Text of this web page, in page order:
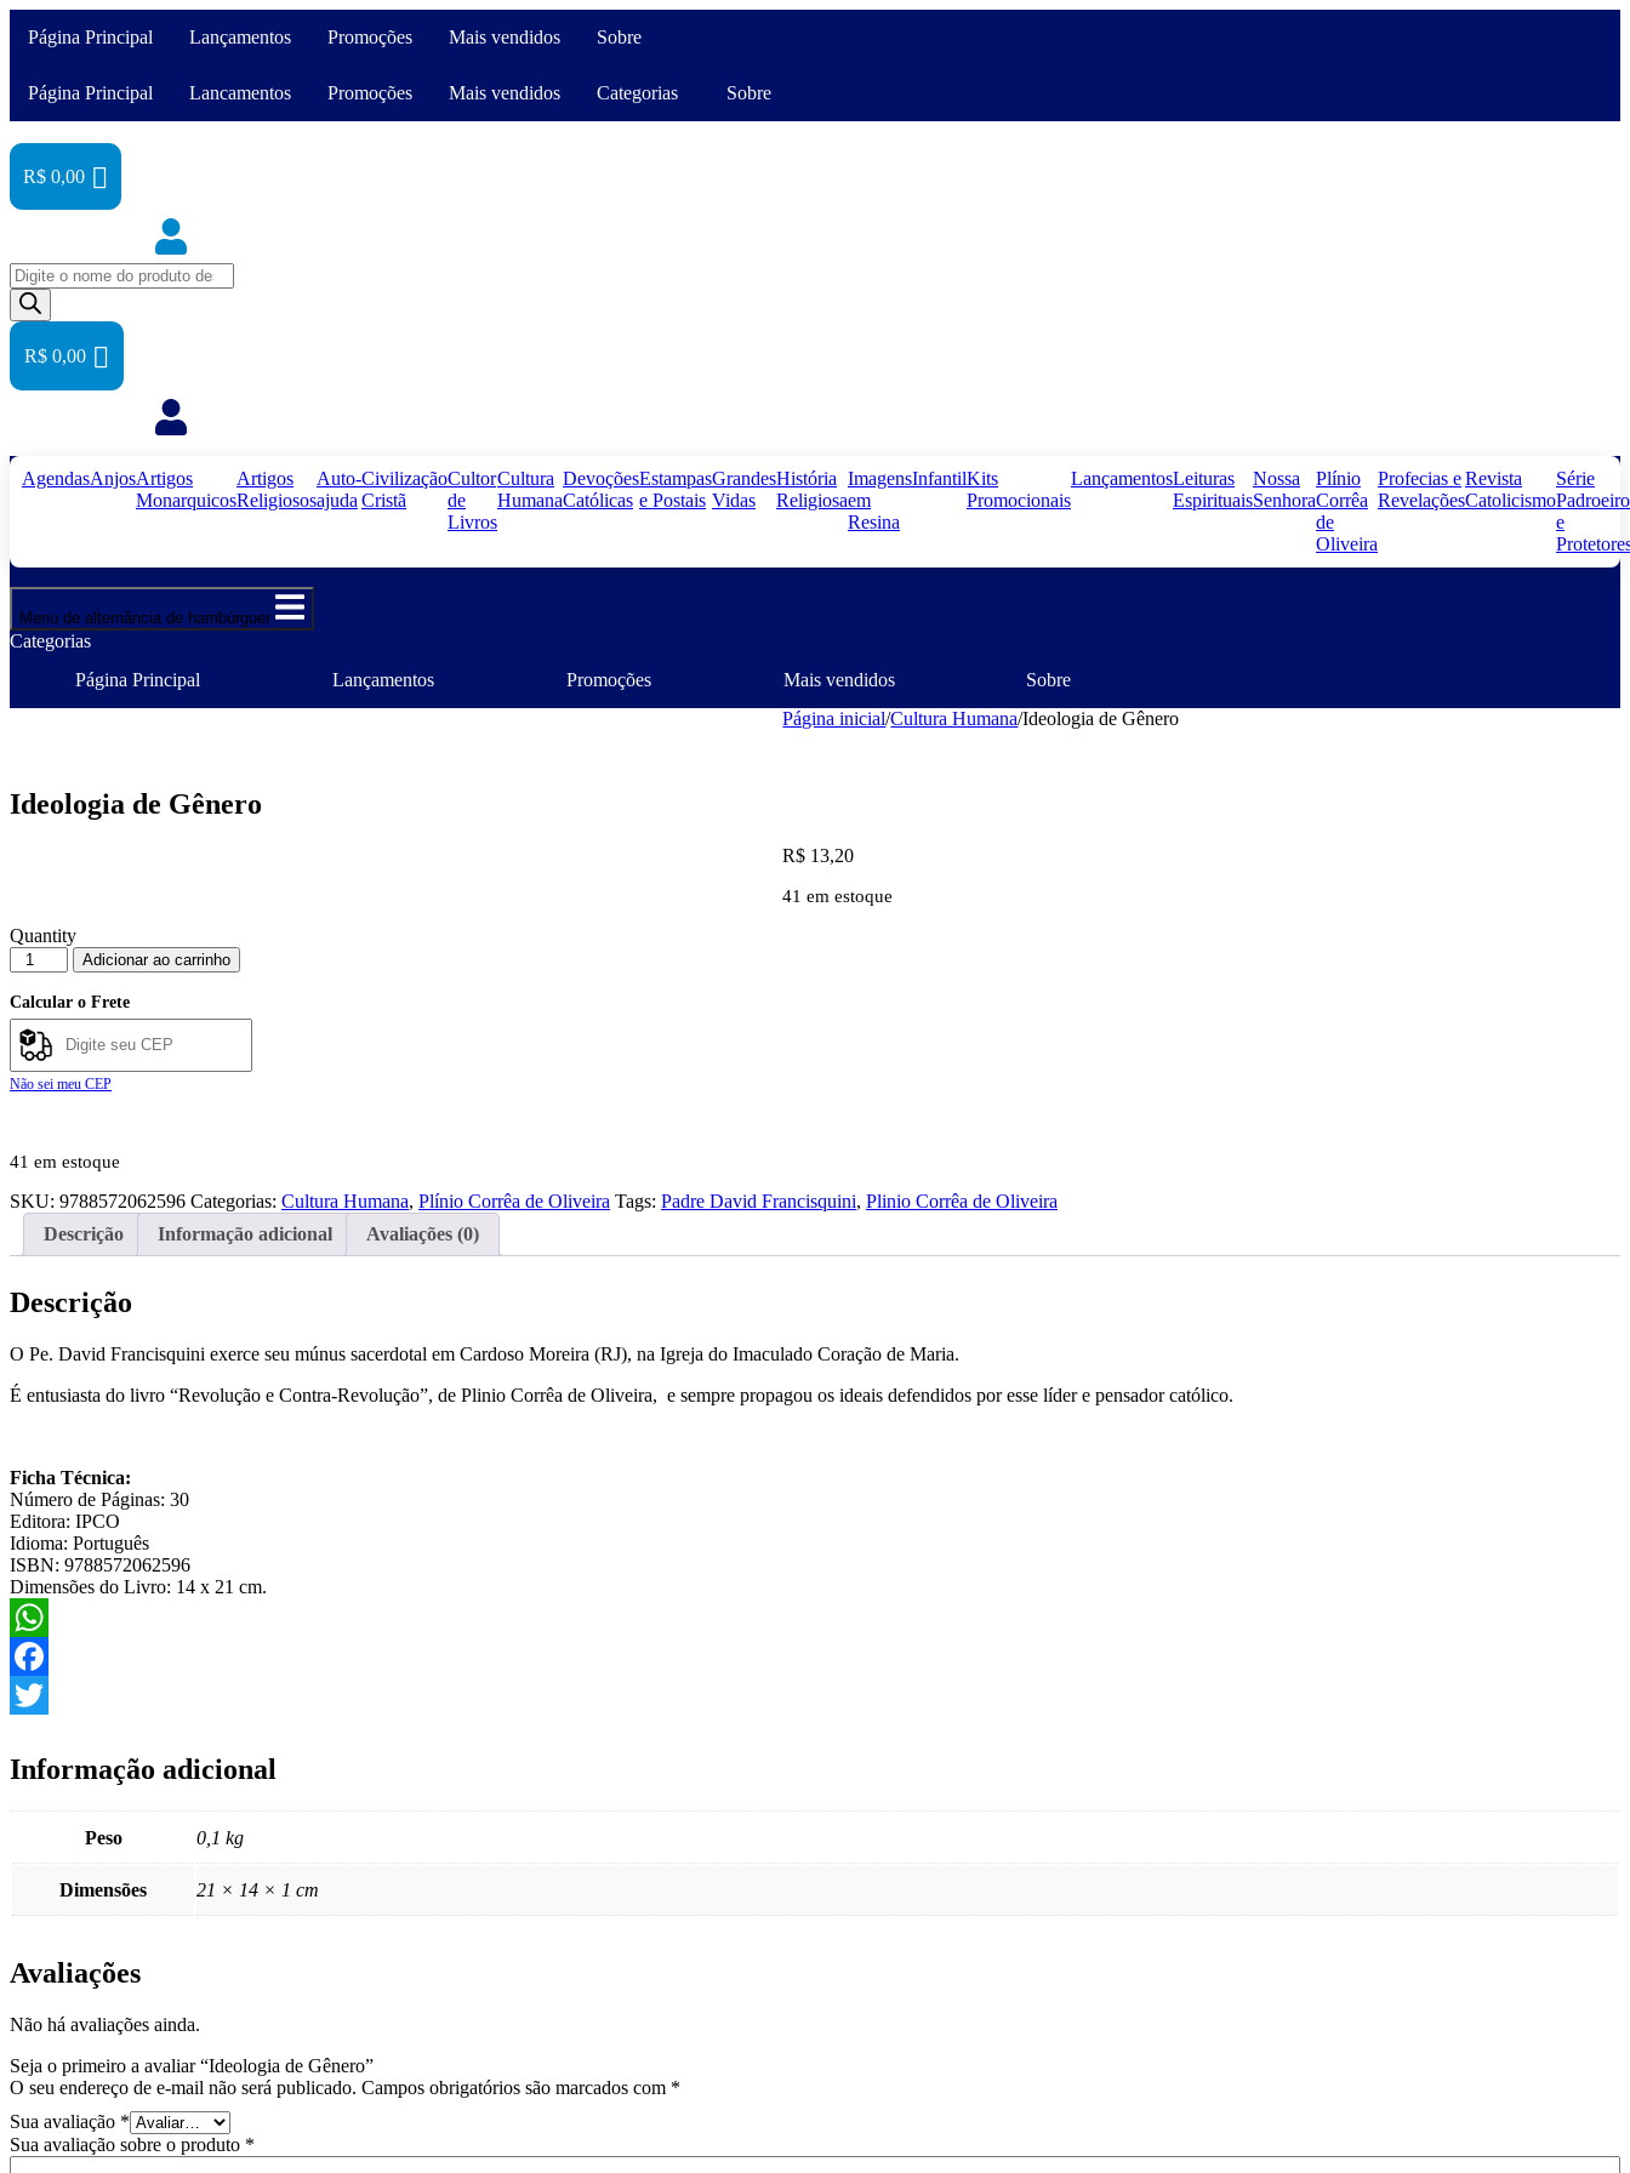
Página Principal Lançamentos Promoções Mais vendidos Sobre
Página Principal Lancamentos Promoções Mais vendidos Categorias Sobre
R$ 0,00
Pesquisar
produtos
R$ 0,00
AgendasAnjosArtigos
Monarquicos
Artigos
Religiosos
Auto-
ajuda
Civilização
Cristã
Cultor
de
Livros
Cultura
Humana
Devoções
Católicas
Estampas
e Postais
Grandes
Vidas
História
Religiosa
Imagens
em
Resina
InfantilKits
Promocionais
LançamentosLeituras
Espirituais
Nossa
Senhora
Plínio
Corrêa
de
Oliveira
Profecias e
Revelações
Revista
Catolicismo
Série
e
Menu de alternância de hambúrguer
Categorias
Página Principal
Lançamentos Promoções Mais vendidos
Sobre
Página inicial/Cultura Humana/Ideologia de Gênero
Ideologia de Gênero
R$ 13,20
41 em estoque
Quantity
Ideologia
de
Gênero
quantidade
Adicionar ao carrinho
Calcular o Frete
Não sei meu CEP
41 em estoque
SKU: 9788572062596 Categorias: Cultura Humana, Plínio Corrêa de Oliveira Tags: Padre David Francisquini, Plinio Corrêa de Oliveira
Descrição
Informação adicional Avaliações (0)
Descrição
O Pe. David Francisquini exerce seu múnus sacerdotal em Cardoso Moreira (RJ), na Igreja do Imaculado Coração de Maria.
É entusiasta do livro “Revolução e Contra-Revolução”, de Plinio Corrêa de Oliveira, e sempre propagou os ideais defendidos por esse líder e pensador católico.
Ficha Técnica:
Número de Páginas: 30
Editora: IPCO
Idioma: Português
ISBN: 9788572062596
Dimensões do Livro: 14 x 21 cm.
WhatsApp
Facebook
Informação adicional
Peso 0,1 kg
Dimensões 21 × 14 × 1 cm
Avaliações
Não há avaliações ainda.
Seja o primeiro a avaliar “Ideologia de Gênero”
O seu endereço de e-mail não será publicado. Campos obrigatórios são marcados com *
Sua avaliação *
Sua avaliação sobre o produto *